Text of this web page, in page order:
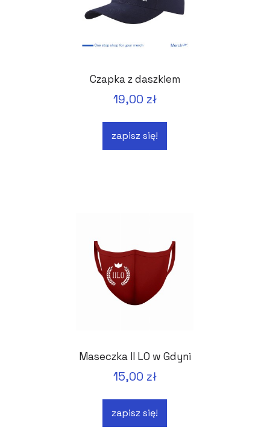
Czapka z daszkiem
19,00 zł
zapisz się!
Maseczka II LO w Gdyni
15,00 zł
zapisz się!